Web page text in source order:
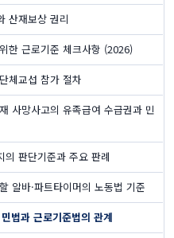
산재보상 권리
한 근로기준 체크사항 (2026)
체교섭 참가 절차
사망사고의 유족급여 수급권과 민
판단기준과 주요 판례
알바·파트타이머의 노동법 기준
법과 근로기준법의 관계